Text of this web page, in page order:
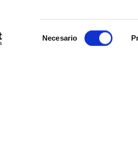
Necesario